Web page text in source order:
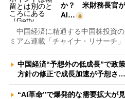
か？ 米財務長官が
AI…
中国経済に精通する中国株投資
ミアム連載「チャイナ・リサーチ
中国経済“予想外の低成長”で政
方針の修正で成長加速が予想さ…
“AI革命”で爆発的な需要拡大が